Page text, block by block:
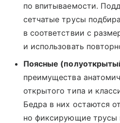
по впитываемости.
сетчатые трусы
в соответствии с
и использовать
Поясные
преимущества
открытого типа и
Бедра в них остаются
но фиксирующие трусы